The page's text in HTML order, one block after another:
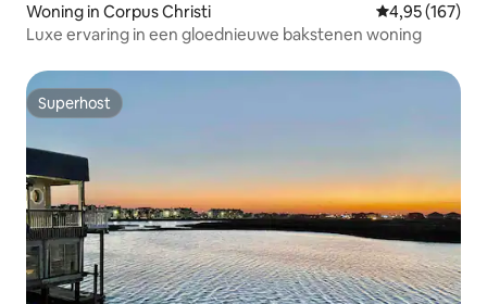
Woning in Corpus Christi Gemiddelde
4,95 (167)
Luxe ervaring in een gloednieuwe bakstenen woning
Superhost
Superhost